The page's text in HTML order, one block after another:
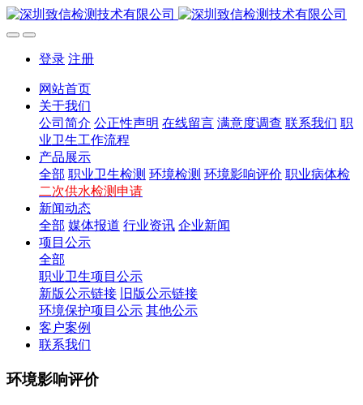
登录 注册
网站首页
关于我们
公司简介 公正性声明 在线留言 满意度调查 联系我们 职
业卫生工作流程
产品展示
全部 职业卫生检测 环境检测 环境影响评价 职业病体检
二次供水检测申请
新闻动态
全部 媒体报道 行业资讯 企业新闻
项目公示
全部
职业卫生项目公示
新版公示链接
旧版公示链接
环境保护项目公示 其他公示
客户案例
联系我们
环境影响评价